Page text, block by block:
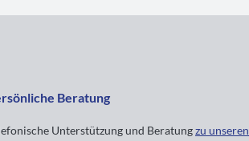
Beratung
Unterstützung und Beratungzu unseren